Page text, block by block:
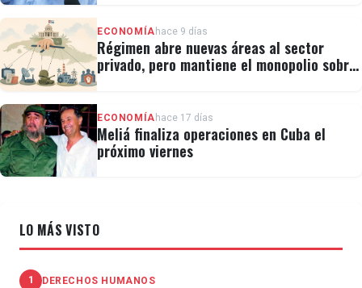
ECONOMÍA hace 9 días
Régimen abre nuevas áreas al sector
privado, pero mantiene el monopolio sobre
ECONOMÍA hace 17 días
Meliá finaliza operaciones en Cuba el
próximo viernes
LO MÁS VISTO
1 DERECHOS HUMANOS